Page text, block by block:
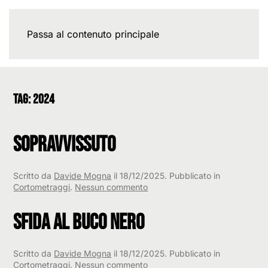
Passa al contenuto principale
Tag:2024
Sopravvissuto
Scritto da Davide Mogna il18/12/2025. Pubblicato in
Cortometraggi. Nessun commentosu
Sfida al Buco Nero
Scritto da Davide Mogna il18/12/2025. Pubblicato in
Cortometraggi. Nessun commentosu